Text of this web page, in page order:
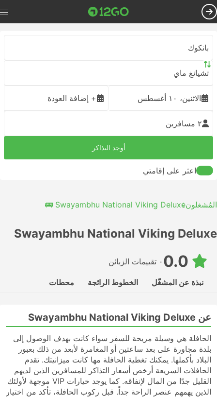
بانكوك
تشيانغ ماي
الاثنين، ١٠ أغسطس + إضافة العودة
٢ مسافرين
أوجد التذاكر
اعثر على إقامتي
المُشغلونSwayambhu National Viking Deluxe 🚌
Swayambhu National Viking Deluxe
٠ تقييمات الزبائن
نبذة عن المشغّل الخطوط الرائجة محطات
عن Swayambhu National Viking Deluxe
الحافلة هي وسيلة مريحة للسفر سواء كانت بهدف الوصول إلى
بلدة مجاورة على بعد ساعتين أو المغامرة لأبعد من ذلك بعبور
البلاد بأكملها. يمكنك تغطية الحافلة مها كانت ميزانيتك. تقدم
الحافلات السريعة أرخص أسعار التذاكر للمسافرين الذين لديهم
القليل جدًا من المال لإنفاقه. كما يوجد خيارات VIP موجهة لأولئك
الذين يهمهم عنصر الراحة جداً. قبل ركوب الحافلة، تأكد من اختيار